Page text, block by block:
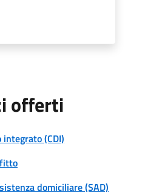
offerti
(CDI)
domiciliare (SAD)